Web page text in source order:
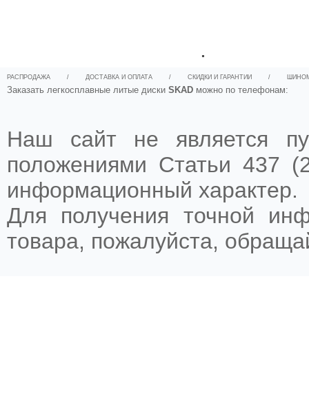
.
РАСПРОДАЖА / ДОСТАВКА И ОПЛАТА / СКИДКИ И ГАРАНТИИ /
Заказать легкосплавные литые диски SKAD можно по телефонам:
Наш сайт не является
положениями Статьи 437
информационный характер.
Для получения точной
товара, пожалуйста,